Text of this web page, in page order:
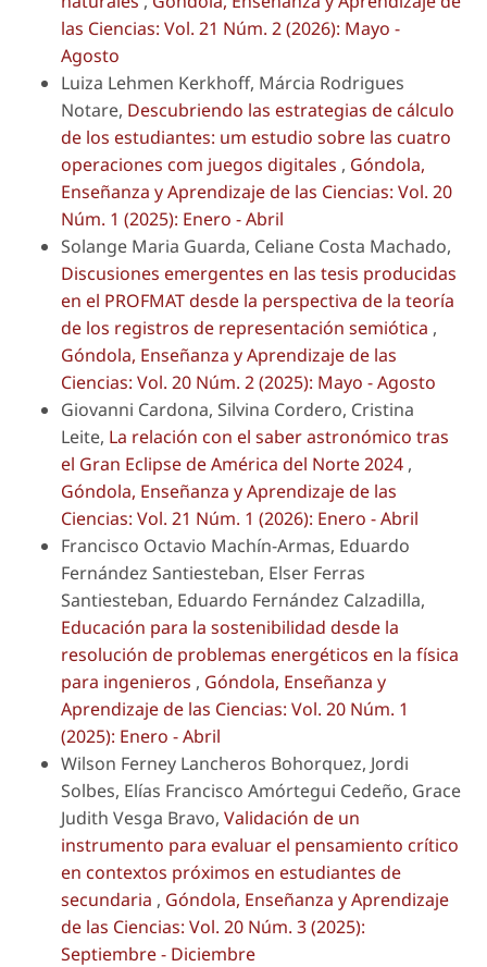
las Ciencias: Vol. 21 Núm. 2 (2026): Mayo -
Agosto
Luiza Lehmen Kerkhoff, Márcia Rodrigues
Notare, Descubriendo las estrategias de cálculo
de los estudiantes: um estudio sobre las cuatro
operaciones com juegos digitales , Góndola,
Enseñanza y Aprendizaje de las Ciencias: Vol. 20
Núm. 1 (2025): Enero - Abril
Solange Maria Guarda, Celiane Costa Machado,
Discusiones emergentes en las tesis producidas
en el PROFMAT desde la perspectiva de la teoría
de los registros de representación semiótica ,
Góndola, Enseñanza y Aprendizaje de las
Ciencias: Vol. 20 Núm. 2 (2025): Mayo - Agosto
Giovanni Cardona, Silvina Cordero, Cristina
Leite, La relación con el saber astronómico tras
el Gran Eclipse de América del Norte 2024 ,
Góndola, Enseñanza y Aprendizaje de las
Ciencias: Vol. 21 Núm. 1 (2026): Enero - Abril
Francisco Octavio Machín-Armas, Eduardo
Fernández Santiesteban, Elser Ferras
Santiesteban, Eduardo Fernández Calzadilla,
Educación para la sostenibilidad desde la
resolución de problemas energéticos en la física
para ingenieros , Góndola, Enseñanza y
Aprendizaje de las Ciencias: Vol. 20 Núm. 1
(2025): Enero - Abril
Wilson Ferney Lancheros Bohorquez, Jordi
Solbes, Elías Francisco Amórtegui Cedeño, Grace
Judith Vesga Bravo, Validación de un
instrumento para evaluar el pensamiento crítico
en contextos próximos en estudiantes de
secundaria , Góndola, Enseñanza y Aprendizaje
de las Ciencias: Vol. 20 Núm. 3 (2025):
Septiembre - Diciembre